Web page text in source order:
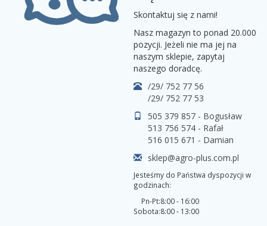
Skontaktuj się z nami!
Nasz magazyn to ponad 20.000
pozycji. Jeżeli nie ma jej na
naszym sklepie, zapytaj
naszego doradcę.
/29/ 752 77 56
/29/ 752 77 53
505 379 857 - Bogusław
513 756 574 - Rafał
516 015 671 - Damian
sklep@agro-plus.com.pl
Jesteśmy do Państwa dyspozycji w
godzinach:
Pn-Pt:
Sobota:
8:00 - 16:00
8:00 - 13:00